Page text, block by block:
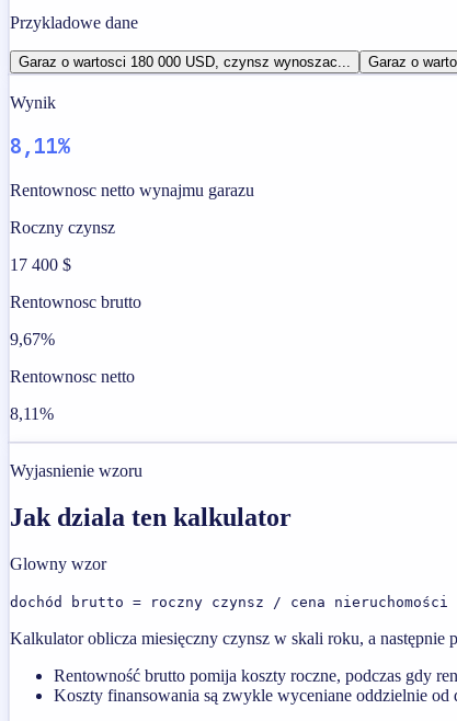
Przykladowe dane
Garaz o wartosci 180 000 USD, czynsz wynoszac... Garaz o
Wynik
8,11%
Rentownosc netto wynajmu garazu
Roczny czynsz
17 400 $
Rentownosc brutto
9,67%
Rentownosc netto
8,11%
Wyjasnienie wzoru
Jak dziala ten kalkulator
Glowny wzor
dochód brutto = roczny czynsz / cena
Kalkulator oblicza miesięczny czynsz w skali roku, a następnie
Rentowność brutto pomija koszty roczne, podczas gdy
Koszty finansowania są zwykle wyceniane oddzielnie od